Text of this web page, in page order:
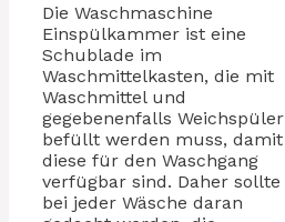
Die Waschmaschine
Einspülkammer ist eine
Schublade im
Waschmittelkasten, die mit
Waschmittel und
gegebenenfalls Weichspüler
befüllt werden muss, damit
diese für den Waschgang
verfügbar sind. Daher sollte
bei jeder Wäsche daran